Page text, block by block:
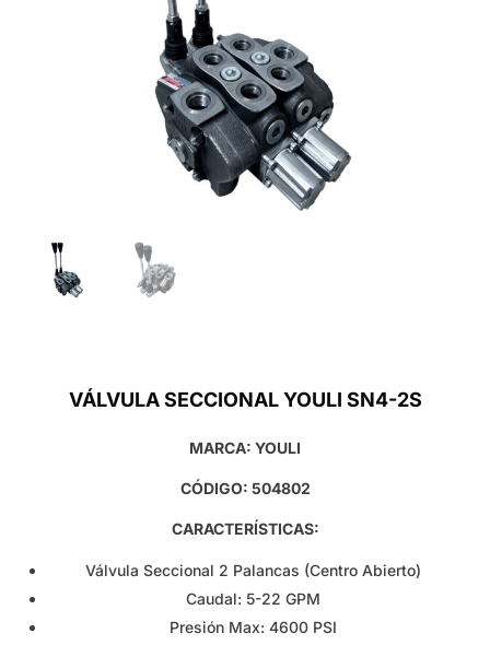
VÁLVULA SECCIONAL YOULI SN4-2S
MARCA: YOULI
CÓDIGO: 504802
CARACTERÍSTICAS:
Válvula Seccional 2 Palancas (Centro Abierto)
Caudal: 5-22 GPM
Presión Max: 4600 PSI